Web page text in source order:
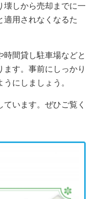
壊しから売却までに一
適用されなくなるた
時間貸し駐車場などと
ます。事前にしっかり
にしましょう。
います。ぜひご覧く